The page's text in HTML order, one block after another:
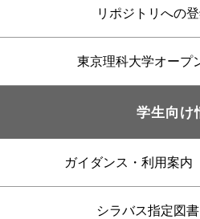
リポジトリへの
東京理科大学オープ
学生向け
ガイダンス・利用案内
シラバス指定図書